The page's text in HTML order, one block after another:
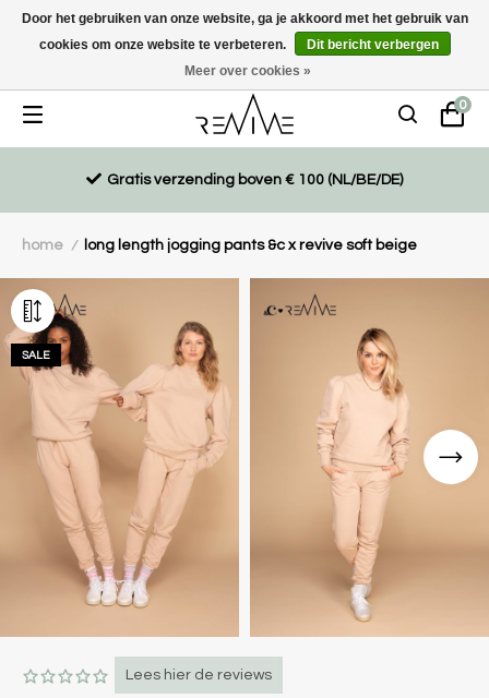
Duurzaam, eco-vriendelijk en ethisch gemaakte producten
0
Gratis verzending boven € 100 (NL/BE/DE)
home / long length jogging pants &c x revive soft beige
SALE
Lees hier de reviews
Door het gebruiken van onze website, ga je akkoord met het gebruik van
cookies om onze website te verbeteren.
Dit bericht verbergen
Meer over cookies »